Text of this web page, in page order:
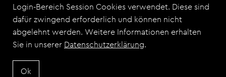
Dieses Angebot ist eine Zusammenarbeit der MFG Medien-
und Filmgesellschaft Baden-Württemberg mbH und allen Film
Commissions aus Baden-Württemberg.
Login-Bereich Session Cookies verwendet. Diese sind
dafür zwingend erforderlich und können nicht
abgelehnt werden. Weitere Informationen erhalten
Sie in unserer Datenschutzerklärung.
Ok